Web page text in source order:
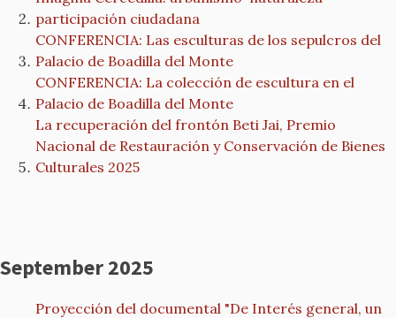
participación ciudadana
CONFERENCIA: Las esculturas de los sepulcros del
Palacio de Boadilla del Monte
CONFERENCIA: La colección de escultura en el
Palacio de Boadilla del Monte
La recuperación del frontón Beti Jai, Premio
Nacional de Restauración y Conservación de Bienes
Culturales 2025
September 2025
Proyección del documental "De Interés general, un